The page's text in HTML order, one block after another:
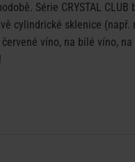
Série CRYSTAL CLUB
cylindrické sklenice (např.
víno, na bílé víno,